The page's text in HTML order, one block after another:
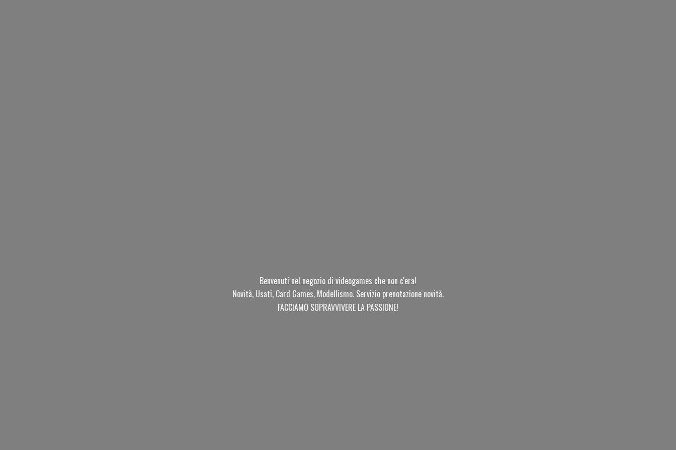
Benvenuti nel negozio di videogames che non c'era!
Novità, Usati, Card Games, Modellismo. Servizio prenotazione novità.
FACCIAMO SOPRAVVIVERE LA PASSIONE!